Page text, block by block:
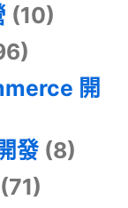
(10)
開
發(8)